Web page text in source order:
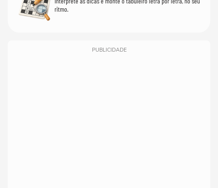
ritmo.
PUBLICIDADE